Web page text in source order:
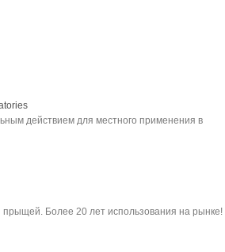
действием для местного применения в
Более 20 лет использования на рынке!